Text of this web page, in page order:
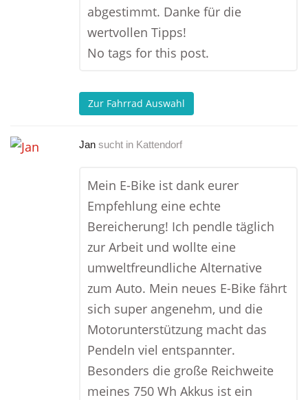
abgestimmt. Danke für die
wertvollen Tipps!
No tags for this post.
Zur Fahrrad Auswahl
Jan sucht in Kattendorf
Mein E-Bike ist dank eurer
Empfehlung eine echte
Bereicherung! Ich pendle täglich
zur Arbeit und wollte eine
umweltfreundliche Alternative
zum Auto. Mein neues E-Bike fährt
sich super angenehm, und die
Motorunterstützung macht das
Pendeln viel entspannter.
Besonders die große Reichweite
meines 750 Wh Akkus ist ein